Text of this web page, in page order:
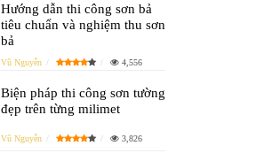
Hướng dẫn thi công sơn bả
tiêu chuẩn và nghiệm thu sơn
bả
Vũ Nguyễn 4,556
Biện pháp thi công sơn tường
đẹp trên từng milimet
Vũ Nguyễn 3,826